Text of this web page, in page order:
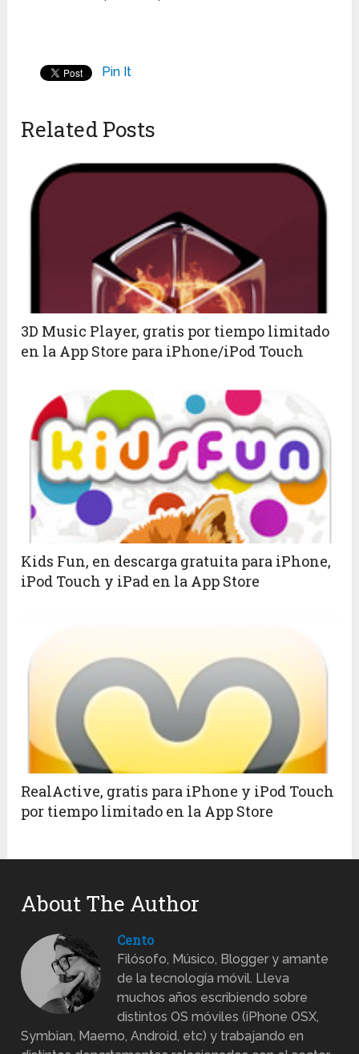
Pin It
Related Posts
3D Music Player, gratis por tiempo limitado
en la App Store para iPhone/iPod Touch
Kids Fun, en descarga gratuita para iPhone,
iPod Touch y iPad en la App Store
RealActive, gratis para iPhone y iPod Touch
por tiempo limitado en la App Store
About The Author
Cento
Filósofo, Músico, Blogger y amante
de la tecnología móvil. Lleva
muchos años escribiendo sobre
distintos OS móviles (iPhone OSX,
Symbian, Maemo, Android, etc) y trabajando en